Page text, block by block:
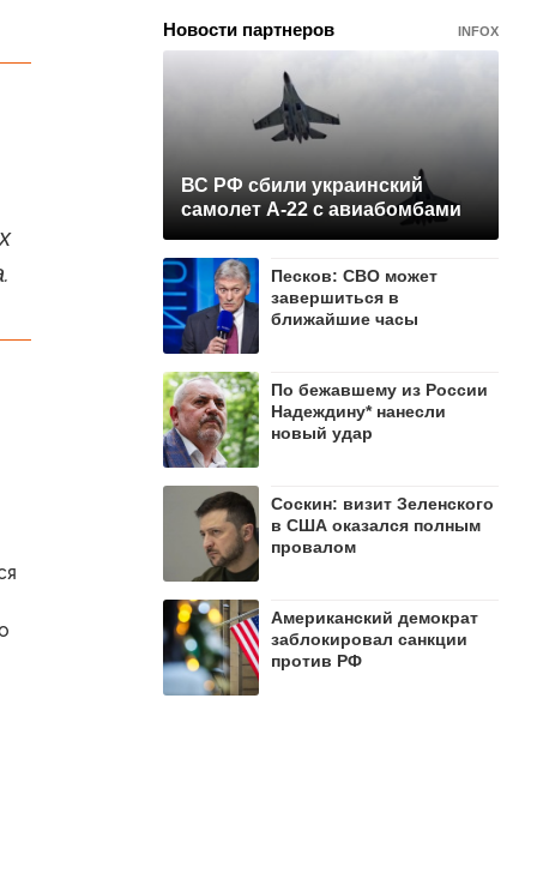
Новости партнеров INFOX
ВС РФ сбили украинский
самолет А-22 с авиабомбами
Песков: СВО может
завершиться в
ближайшие часы
По бежавшему из России
Надеждину* нанесли
новый удар
Соскин: визит Зеленского
в США оказался полным
провалом
Американский демократ
заблокировал санкции
против РФ